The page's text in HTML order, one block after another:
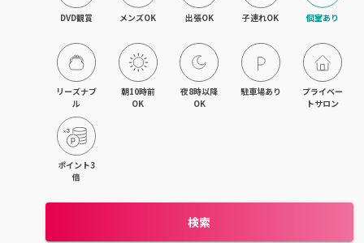
吉祥寺・荻窪・三鷹
立川・国立・国分寺
八王子・日野・昭島
日暮里・駒込・千駄木
DVD観賞 メンズOK 出張OK 子連れOK 個室あり
リーズナブ
ル
朝10時前
OK
夜8時以降
OK
駐車場あり
プライベー
トサロン
ポイント3
倍
検索